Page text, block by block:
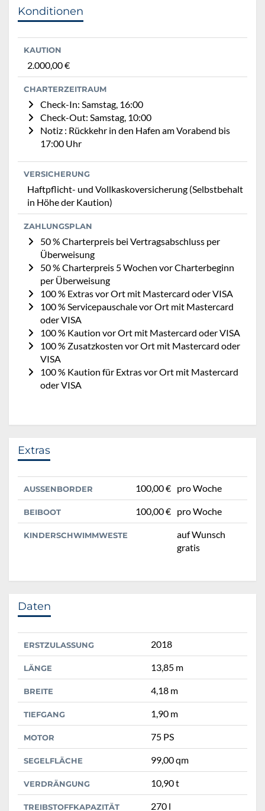
Konditionen
KAUTION
2.000,00 €
CHARTERZEITRAUM
Check-In: Samstag, 16:00
Check-Out: Samstag, 10:00
Notiz : Rückkehr in den Hafen am Vorabend bis
17:00 Uhr
VERSICHERUNG
Haftpflicht- und Vollkaskoversicherung (Selbstbehalt
in Höhe der Kaution)
ZAHLUNGSPLAN
50 % Charterpreis bei Vertragsabschluss per
Überweisung
50 % Charterpreis 5 Wochen vor Charterbeginn
per Überweisung
100 % Extras vor Ort mit Mastercard oder VISA
100 % Servicepauschale vor Ort mit Mastercard
oder VISA
100 % Kaution vor Ort mit Mastercard oder VISA
100 % Zusatzkosten vor Ort mit Mastercard oder
VISA
100 % Kaution für Extras vor Ort mit Mastercard
oder VISA
Extras
AUSSENBORDER 100,00 € pro Woche
BEIBOOT 100,00 € pro Woche
KINDERSCHWIMMWESTE
auf Wunsch
gratis
Daten
ERSTZULASSUNG 2018
LÄNGE 13,85 m
BREITE 4,18 m
TIEFGANG 1,90 m
MOTOR 75 PS
SEGELFLÄCHE 99,00 qm
VERDRÄNGUNG 10,90 t
TREIBSTOFFKAPAZITÄT 270 l